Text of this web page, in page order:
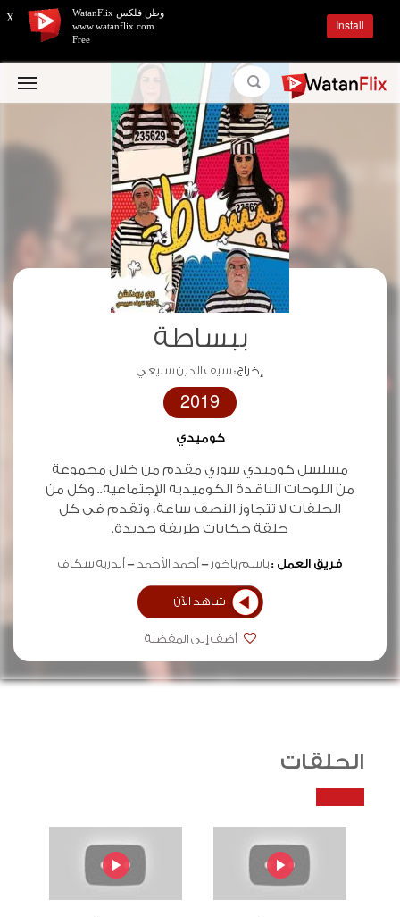
ببساطة
إخراج :سيف الدين سبيعي
2019
كوميدي
مسلسل كوميدي سوري مقدم من خلال مجموعة
من اللوحات الناقدة الكوميدية اﻹجتماعية.. وكل من
الحلقات لا تتجاوز النصف ساعة، وتقدم في كل
حلقة حكايات طريفة جديدة.
فريق العمل :باسم ياخور أحمد الأحمد أندريه سكاف
شاهد الآن
أضف إلى المفضلة
الحلقات
X
وطن فلكس WatanFlix
www.watanflix.com
Free
Install